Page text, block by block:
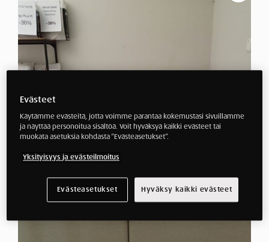
Evästeet
Käytämme evästeitä, jotta voimme parantaa kokemustasi sivuillamme
ja näyttää personoitua sisältöä. Voit hyväksyä kaikki evästeet tai
muokata asetuksia kohdasta ”Evästeasetukset”.
Yksityisyys ja evästeilmoitus
Evästeasetukset Hyväksy kaikki evästeet